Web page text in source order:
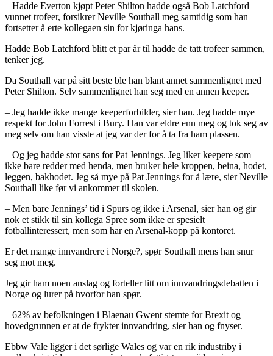
– Hadde Everton kjøpt Peter Shilton hadde også Bob Latchford
vunnet trofeer, forsikrer Neville Southall meg samtidig som han
fortsetter å erte kollegaen sin for kjøringa hans.
Hadde Bob Latchford blitt et par år til hadde de tatt trofeer sammen,
tenker jeg.
Da Southall var på sitt beste ble han blant annet sammenlignet med
Peter Shilton. Selv sammenlignet han seg med en annen keeper.
– Jeg hadde ikke mange keeperforbilder, sier han. Jeg hadde mye
respekt for John Forrest i Bury. Han var eldre enn meg og tok seg av
meg selv om han visste at jeg var der for å ta fra ham plassen.
– Og jeg hadde stor sans for Pat Jennings. Jeg liker keepere som
ikke bare redder med henda, men bruker hele kroppen, beina, hodet,
leggen, bakhodet. Jeg så mye på Pat Jennings for å lære, sier Neville
Southall like før vi ankommer til skolen.
– Men bare Jennings’ tid i Spurs og ikke i Arsenal, sier han og gir
nok et stikk til sin kollega Spree som ikke er spesielt
fotballinteressert, men som har en Arsenal-kopp på kontoret.
Er det mange innvandrere i Norge?, spør Southall mens han snur
seg mot meg.
Jeg gir ham noen anslag og forteller litt om innvandringsdebatten i
Norge og lurer på hvorfor han spør.
– 62% av befolkningen i Blaenau Gwent stemte for Brexit og
hovedgrunnen er at de frykter innvandring, sier han og fnyser.
Ebbw Vale ligger i det sørlige Wales og var en rik industriby i